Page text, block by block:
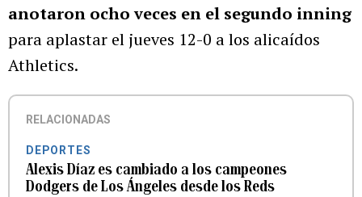
anotaron ocho veces en el segundo inning
para aplastar el jueves 12-0 a los alicaídos
Athletics.
RELACIONADAS
DEPORTES
Alexis Díaz es cambiado a los campeones
Dodgers de Los Ángeles desde los Reds